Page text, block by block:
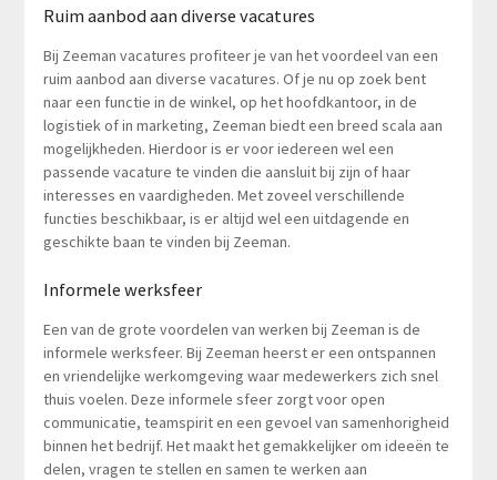
Ruim aanbod aan diverse vacatures
Bij Zeeman vacatures profiteer je van het voordeel van een
ruim aanbod aan diverse vacatures. Of je nu op zoek bent
naar een functie in de winkel, op het hoofdkantoor, in de
logistiek of in marketing, Zeeman biedt een breed scala aan
mogelijkheden. Hierdoor is er voor iedereen wel een
passende vacature te vinden die aansluit bij zijn of haar
interesses en vaardigheden. Met zoveel verschillende
functies beschikbaar, is er altijd wel een uitdagende en
geschikte baan te vinden bij Zeeman.
Informele werksfeer
Een van de grote voordelen van werken bij Zeeman is de
informele werksfeer. Bij Zeeman heerst er een ontspannen
en vriendelijke werkomgeving waar medewerkers zich snel
thuis voelen. Deze informele sfeer zorgt voor open
communicatie, teamspirit en een gevoel van samenhorigheid
binnen het bedrijf. Het maakt het gemakkelijker om ideeën te
delen, vragen te stellen en samen te werken aan